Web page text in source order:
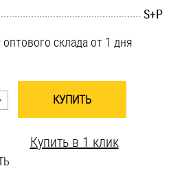
S+P
склада от 1 дня
КУПИТЬ
Купить в 1 клик